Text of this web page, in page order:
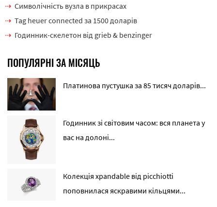
Символічність вузла в прикрасах
Tag heuer connected за 1500 доларів
Годинник-скелетон від grieb & benzinger
ПОПУЛЯРНІ ЗА МІСЯЦЬ
Платинова пустушка за 85 тисяч доларів...
Годинник зі світовим часом: вся планета у
вас на долоні...
Колекція xpandable від picchiotti
поповнилася яскравими кільцями...